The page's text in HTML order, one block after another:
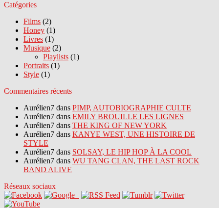
Catégories
Films (2)
Honey (1)
Livres (1)
Musique (2)
Playlists (1)
Portraits (1)
Style (1)
Commentaires récents
Aurélien7 dans PIMP, AUTOBIOGRAPHIE CULTE
Aurélien7 dans EMILY BROUILLE LES LIGNES
Aurélien7 dans THE KING OF NEW YORK
Aurélien7 dans KANYE WEST, UNE HISTOIRE DE
STYLE
Aurélien7 dans SOLSAY, LE HIP HOP À LA COOL
Aurélien7 dans WU TANG CLAN, THE LAST ROCK
BAND ALIVE
Réseaux sociaux